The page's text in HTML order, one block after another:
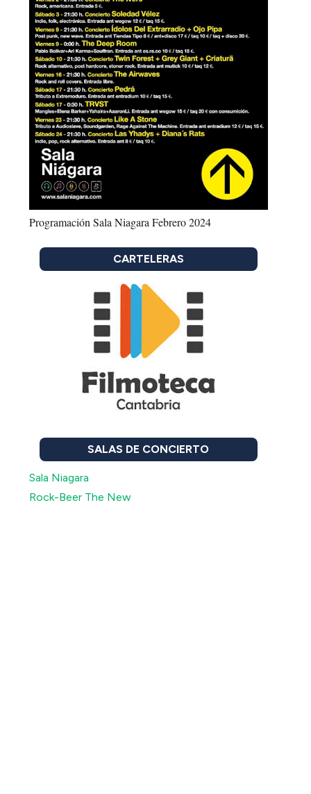
Programación Sala Niagara Febrero 2024
CARTELERAS
SALAS DE CONCIERTO
Sala Niagara
Rock-Beer The New